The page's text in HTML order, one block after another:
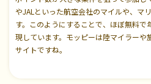
やJALといった航空会社のマイルや、マ
す。このようにすることで、ほぼ無料
現しています。モッピーは陸マイラーや
サイトですね。